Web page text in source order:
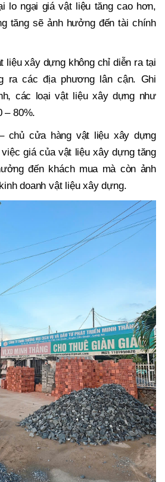
lo ngại giá vật liệu tăng cao hơn,
tăng sẽ ảnh hưởng đến tài chính
liệu xây dựng không chỉ diễn ra tại
ra các địa phương lân cận. Ghi
các loại vật liệu xây dựng như
– 80%.
chủ cửa hàng vật liệu xây dựng
giá của vật liệu xây dựng tăng
đến khách mua mà còn ảnh
doanh vật liệu xây dựng.